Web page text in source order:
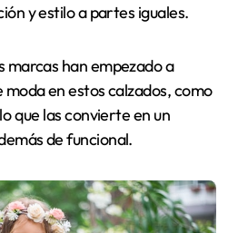
y estilo a partes iguales.
marcas han empezado a
en estos calzados, como
que las convierte en un
de funcional.